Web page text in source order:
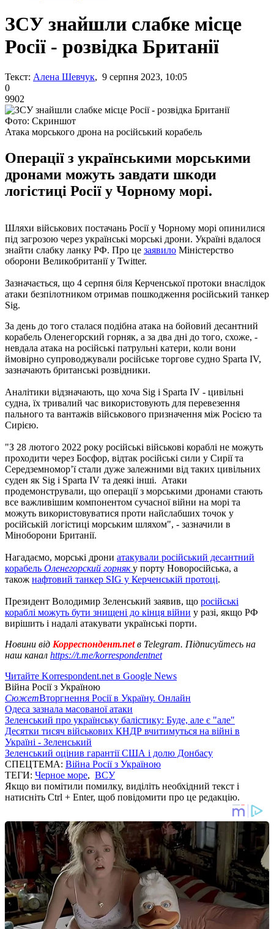
ЗСУ знайшли слабке місце
Росії - розвідка Британії
Текст: Алена Шевчук, 9 серпня 2023, 10:05
0
9902
Фото: Скриншот
Атака морського дрона на російський корабель
Операції з українськими морськими
дронами можуть завдати шкоди
логістиці Росії у Чорному морі.
Шляхи військових постачань Росії у Чорному морі опинилися
під загрозою через українські морські дрони. Україні вдалося
знайти слабку ланку РФ. Про це заявило Міністерство
оборони Великобританії у Twitter.
Зазначається, що 4 серпня біля Керченської протоки внаслідок
атаки безпілотником отримав пошкодження російський танкер
Sig.
За день до того сталася подібна атака на бойовий десантний
корабель Оленегорский горняк, а за два дні до того, схоже, -
невдала атака на російські патрульні катери, коли вони
ймовірно супроводжували російське торгове судно Sparta IV,
зазначають британські розвідники.
Аналітики відзначають, що хоча Sig і Sparta IV - цивільні
судна, їх тривалий час використовують для перевезення
пального та вантажів військового призначення між Росією та
Сирією.
"З 28 лютого 2022 року російські військові кораблі не можуть
проходити через Босфор, відтак російські сили у Сирії та
Середземномор’ї стали дуже залежними від таких цивільних
суден як Sig і Sparta IV та деякі інші. Атаки
продемонстрували, що операції з морськими дронами стають
все важливішим компонентом сучасної війни на морі та
можуть використовуватися проти найслабших точок у
російській логістиці морським шляхом", - зазначили в
Міноборони Британії.
Нагадаємо, морські дрони атакували російський десантний
корабель Оленегорский горняку порту Новоросійська, а
також нафтовий танкер SIG у Керченській протоці.
Президент Володимир Зеленський заявив, що російські
кораблі можуть бути знищені до кінця війни у разі, якщо РФ
вирішить і надалі атакувати українські порти.
Новини від Корреспондент.netв Telegram. Підписуйтесь на
наш канал https://t.me/korrespondentnet
Читайте Korrespondent.net в Google News
Війна Росії з Україною
СюжетВторгнення Росії в Україну. Онлайн
Одеса зазнала масованої атаки
Зеленський про українську балістику: Буде, але є "але"
Десятки тисяч військових КНДР вчитимуться на війні в
Україні - Зеленський
Зеленський оцінив гарантії США і долю Донбасу
СПЕЦТЕМА: Війна Росії з Україною
ТЕГИ: Черное море, ВСУ
Якщо ви помітили помилку, виділіть необхідний текст і
натисніть Ctrl + Enter, щоб повідомити про це редакцію.